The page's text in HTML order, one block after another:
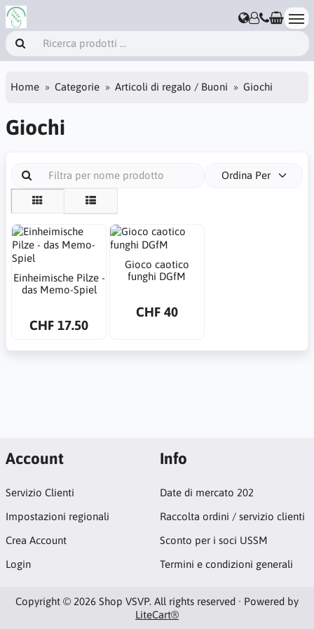
Home Categorie Articoli di regalo / Buoni Giochi
Giochi
Ordina Per
Einheimische Pilze -
das Memo-Spiel
CHF 17.50
Gioco caotico
funghi DGfM
CHF 40
Account
Servizio Clienti
Impostazioni regionali
Crea Account
Login
Info
Date di mercato 202
Raccolta ordini / servizio clienti
Sconto per i soci USSM
Termini e condizioni generali
Copyright © 2026 Shop VSVP. All rights reserved · Powered by
LiteCart®